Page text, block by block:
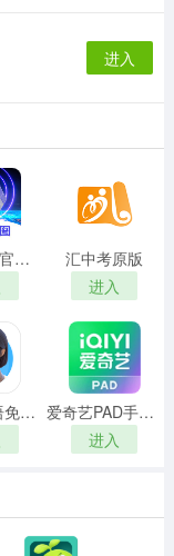
进入
cad制图王官方正版
汇中考原版
进入
我要说英语免费版
爱奇艺PAD手机正版
进入